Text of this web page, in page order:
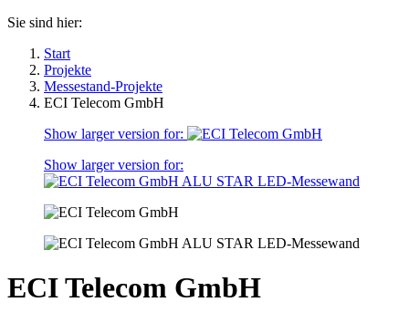
Sie sind hier:
Start
Projekte
Messestand-Projekte
ECI Telecom GmbH
Show larger version for:
Show larger version for:
ECI Telecom GmbH